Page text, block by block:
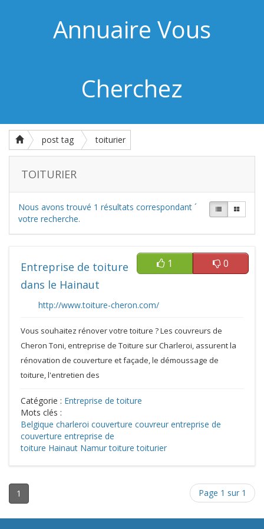
Annuaire Vous
Cherchez
post tag toiturier
TOITURIER
Nous avons trouvé 1 résultats correspondant ´
votre recherche.
1 0
Entreprise de toiture
dans le Hainaut
http://www.toiture-cheron.com/
Vous souhaitez rénover votre toiture ? Les couvreurs de
Cheron Toni, entreprise de Toiture sur Charleroi, assurent la
rénovation de couverture et façade, le démoussage de
toiture, l'entretien des
Catégorie : Entreprise de toiture
Mots clés :
Belgique charleroi couverture couvreur entreprise de
couverture entreprise de
toiture Hainaut Namur toiture toiturier
1 Page 1 sur 1